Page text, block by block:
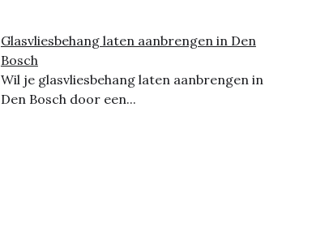
Glasvliesbehang laten aanbrengen in Den
Bosch
Wil je glasvliesbehang laten aanbrengen in
Den Bosch door een...